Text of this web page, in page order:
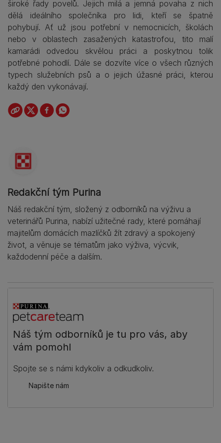
široké řady povelů. Jejich milá a jemná povaha z nich
dělá ideálního společníka pro lidi, kteří se špatně
pohybují. Ať už jsou potřební v nemocnicích, školách
nebo v oblastech zasažených katastrofou, tito malí
kamarádi odvedou skvělou práci a poskytnou tolik
potřebné pohodlí. Dále se dozvíte více o všech různých
typech služebních psů a o jejich úžasné práci, kterou
každý den vykonávají.
Redakční tým Purina
Náš redakční tým, složený z odborníků na výživu a
veterinářů Purina, nabízí užitečné rady, které pomáhají
majitelům domácích mazlíčků žít zdravý a spokojený
život, a věnuje se tématům jako výživa, výcvik,
každodenní péče a dalším.
Náš tým odborníků je tu pro vás, aby
vám pomohl
Spojte se s námi kdykoliv a odkudkoliv.
Napište nám